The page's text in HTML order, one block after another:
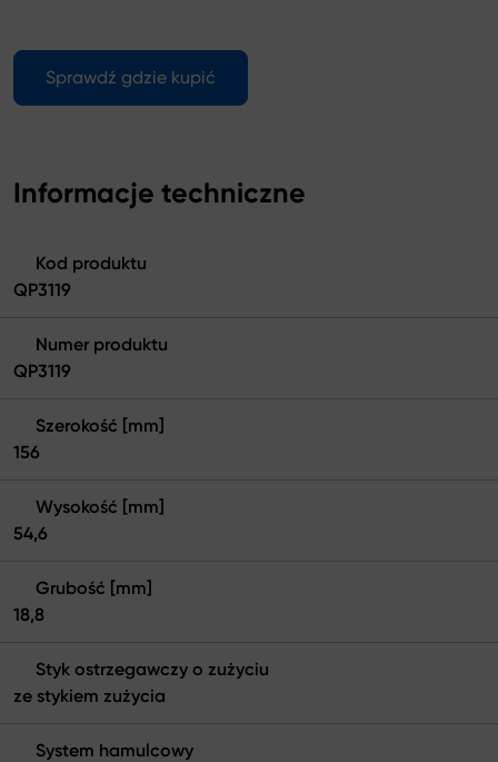
Sprawdź gdzie kupić
Informacje techniczne
Kod produktu
QP3119
Numer produktu
QP3119
Szerokość [mm]
156
Wysokość [mm]
54,6
Grubość [mm]
18,8
Styk ostrzegawczy o zużyciu
ze stykiem zużycia
System hamulcowy